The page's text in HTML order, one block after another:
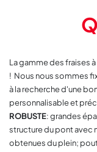
La gamme des fraises
! Nous nous sommes
à la recherche d'une
personnalisable et
ROBUSTE: grandes
structure du pont avec
obtenues du plein;